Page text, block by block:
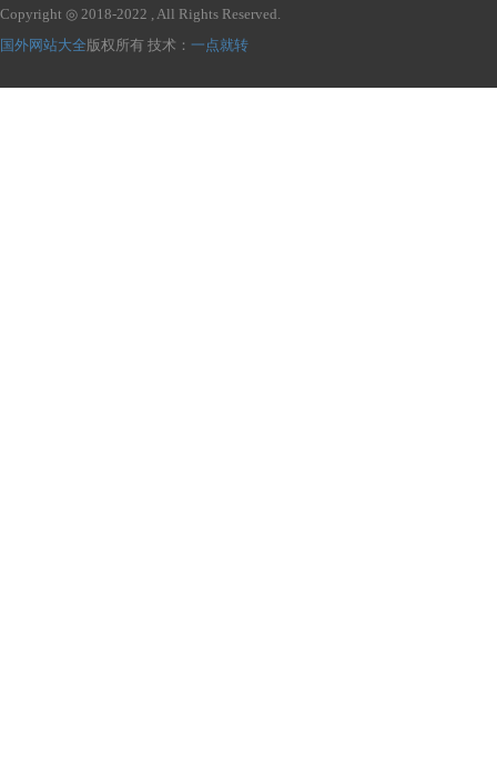
Copyright ◎ 2018-2022 , All Rights Reserved.
国外网站大全 版权所有 技术： 一点就转